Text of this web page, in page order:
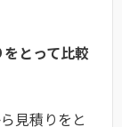
とって比較
見積りをと